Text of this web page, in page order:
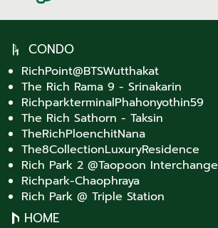
CONDO
RichPoint@BTSWutthakat
The Rich Rama 9 - Srinakarin
RichparkterminalPhahonyothin59
The Rich Sathorn - Taksin
TheRichPloenchitNana
The8CollectionLuxuryResidence
Rich Park 2 @Taopoon Interchange
Richpark-Chaophraya
Rich Park @ Triple Station
HOME